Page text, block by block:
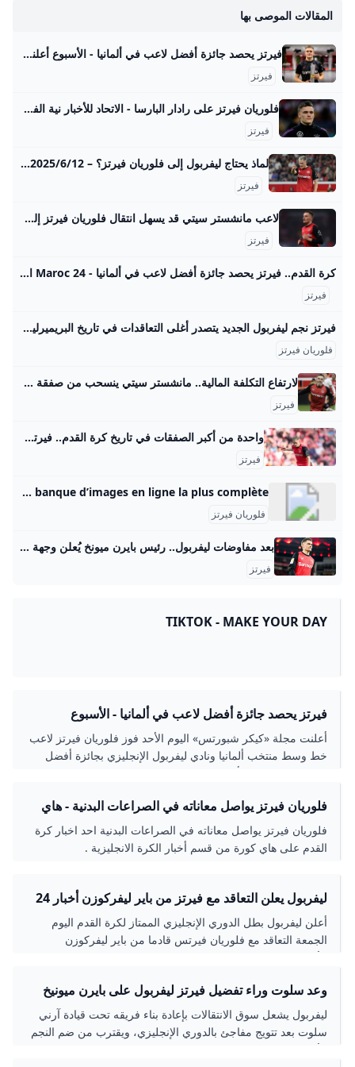
المقالات الموصى بها
فيرتز يحصد جائزة أفضل لاعب في ألمانيا - الأسبوع أعلنت مجلة «كيكر شبورتس» اليوم الأحد فوز فلوريان فيرتز لاعب خط وسط منتخب ألمانيا ونادي ليفربول الإنجليزي بجائزة أفضل لاعب كرة قدم في ألمانيا لهذا العام. وحصل فيرتز على 191… الأحد, 10 أغسطس, 2025 - 2:58 م فيرتز أعلنت مجلة «كيكر شبورتس» اليوم الأحد فوز فلوريان فيرتز لاعب خط وسط منتخب ألمانيا ونادي ليفربول الإنجليزي بجائزة أفضل لاعب كرة قدم في ألمانيا لهذا العام. وحصل فيرتز على 191 صوتًا، متفوقا بفارق 110 أصوات عن صاحب المركز الثاني ميكايل أوليسيه لاعب بايرن ميونخ، الذي حصل على 81 صوتًا، وحل نيك فولتماد النجم الشاب لشتوتجارت في المركز الثالث بـ 71 صوتًا.
فيرتز
فلوريان فيرتز على رادار البارسا - الاتحاد للأخبار نية الفريق «الكتالوني» تتجه نحو الانتظار إلى الميركاتو الصيفي بعد القادم للحصول على خدمات اللاعب «مجاناً». «جوهرة ليفركوزن» يشعل الصراع بين برشلونة والريال
فيرتز
لماذ يحتاج ليفربول إلى فلوريان فيرتز؟ – DW – 2025/6/12 ‘بعدما اقترب ليفربول من التعاقد مع فلوريان فيرتز “جوهرة” فريق باير ليفركوزن في صفقة ضخمة، تُطرح عدة تساؤلات عن سبب إصرار “الريدز” على ضم فيرتز بالضبط، وكيفية الاستفادة من موهبته الكروية. ’ رضوان مهدوي2025/6/12١٢ يونيو ٢٠٢٥ بعدما اقترب ليفربول من التعاقد مع فلوريان فيرتز “جوهرة” فريق باير ليفركوزن في صفقة ضخمة، تُطرح عدة تساؤلات عن سبب إصرار “الريدز” على ضم فيرتز بالضبط، وكيفية الاستفادة من موهبته الكروية. المجمع الانتخابيميشائيل بالاكالدوري الألمانياليمين المتطرف وموجة الاحتجاجات الشعبية ضده في ألمانياباير ليفركوزنكأس العالم 2014كأس ألمانيابايرن ميونيخبوروسيا دورتموندنادي ماينزعلي بن الحسينالانتخابات البرلمانية الألمانية 2021الهوليغنزدوري أبطال أوروبادويتشه فيله كرة القدمليفربول
فيرتز
لاعب مانشستر سيتي قد يسهل انتقال فلوريان فيرتز إلى ليفربول - بطولات كشفت تقارير صحفية أن أحد لاعبي فريق مانشستر سيتي قد يسهل تعاقد ليفربول مع اللاعب فلوريان فيرتز، من صفوف باير ليفركوزن، في موسم الانتقالات الصيفي لهذا العام. كتبعلياء محمدالثلاثاء 10 يونيو 2025 ,5:11 م اخر تحديث 10 يونيو 2025 ,5:20 م كشفت تقارير صحفية أن أحد لاعبي فريق مانشستر سيتي، قد يسهل تعاقد ليفربول مع فلوريان فيرتز، من صفوف باير ليفركوزن، في موسم الانتقالات الصيفي لهذا العام. كان ليفربول قد أعلن تعاقده مع اللاعب جيريمي فريمبونج والحارس الشاب أرمين بيتشي.
فيرتز
كرة القدم.. فيرتز يحصد جائزة أفضل لاعب في ألمانيا - Maroc 24 اختير لاعب وسط الهجوم الواعد فلوريان فيرتز، الذي انتقل هذا الصيف من باير ليفركوزن إلى ليفربول الإنجليزي، أفضل لاعب ألماني في السنة. كرة القدم.. فيرتز يحصد جائزة أفضل لاعب في ألمانيا
فيرتز
فيرتز نجم ليفربول الجديد يتصدر أغلى التعاقدات في تاريخ البريميرليغ رياضة الجزيرة نت تعاقد نادي ليفربول مع المهاجم الألماني فلوريان فيرتز قادما من باير ليفركوزن في صفقة قياسية بالنسبة للدوري الإنجليزي الممتاز قدرت بـ125 مليون يورو، ليصبح بذلك أغلى لاعب في تاريخ البريميرليغ. list of 2 itemslist 1 of 2 إنفاق قياسي لأندية الدوري الإنجليزي في فترة انتقالات “جنونية” list 2 of 2 أغلى 10 صفقات في تاريخ كرة القدم بعد انتقال إيزاك إلى ليفربول end of list- الألماني فلوريان فيرتز: من باير ليفركوزن إلى ليفربول (125 مليون يورو).
فلوريان فيرتز
لارتفاع التكلفة المالية.. مانشستر سيتي ينسحب من صفقة فلوريان فيرتز صحيفة الوطن انسحب نادي مانشستر سيتي من صفقة اللاعب الألماني السابق فلوريان فيرتز بسبب المطالب المالية في الصفقة، وعدم الحصول على موافقة اللاعب بعد دخول ليفربول وبايرن ميونخ في خط المفاوضات. وكشفت صحيفة كيكر… {{ article.article_subtitle }} {{ authorName() }} {{ article.author_description }} {{ article.formatted_date }}epa11762162 Florian Wirtz of Leverkusen celebrates after scoring the 1-0 lead during the German Bundesliga soccer match between Bayer 04 Leverkusen and FC St. Pauli in Leverkusen, Germany, 07 December 2024.
فيرتز
واحدة من أكبر الصفقات في تاريخ كرة القدم.. فيرتز إلى ليفربول بـ 150 مليون يورو - اليوم السابع أنهى نادي ليفربول الإنجليزي مفاوضاته الطويلة مع باير ليفركوزن بنجاح وتمكن من الحصول على توقيع النجم الألماني فلوريان فيرتز في صفقة هي الأضخم في تاريخ الريدز. واحدة من أكبر الصفقات في تاريخ كرة القدم.. فيرتز إلى ليفربول بـ 150 مليون يورو الأربعاء، 11 يونيو 2025 01:57 م ليفربول بايرليفركوزن ليفركوزن الدوري الالماني الدوري الانجليزي اخبار ليفربول اخبار محمد صلاح محمد صلاح قرعة دوري أبطال أوروبا .. ليفربول يواجه الريال وإنتر وأتلتيكو مدريد هل تعطل مصر مساعدات غزة؟ الإيكونوميست تجيب وتفضح أكاذيب الاحتلال والإخوان البنك المركزى يقرر خفض أسعار الفائدة على الإيداع والإقراض بنسبة 2% هذه الجهات إجازة الخميس المقبل بمناسبة المولد النبوى.
فيرتز
Getty Images Getty Images France. Découvrez des images libres de droits en haute résolution, photos éditoriales, cliparts vectoriels, clips vidéo et des titres de musique sous licence dans la banque d’images en ligne la plus complète.
فلوريان فيرتز
بعد مفاوضات ليفربول.. رئيس بايرن ميونخ يُعلن وجهة فيرتز المقبلة - بطولات تتزايد الأنباء بشأن مستقبل فلوريان فيرتز، لاعب باير ليفركوزن الألماني، والذي يعد محل اهتمام لعدة أندية أوروبية، بما في ذلك ليفربول الإنجليزي، وبايرن ميونخ، وكشف رئيس الفريق البافاري عن الوجهة المقبلة للاعب في ظل المفاوضات من عدة أندية. كتبهدير أمينالسبت 24 مايو 2025 ,6:00 م اخر تحديث 24 مايو 2025 ,6:12 م تتزايد الأنباء بشأن مستقبل فلوريان فيرتز، لاعب باير ليفركوزن الألماني، والذي يعد محل اهتمام لعدة أندية أوروبية، بما في ذلك ليفربول الإنجليزي وبايرن ميونخ، وكشف رئيس الفريق البافاري عن الوجهة المقبلة للاعب في ظل المفاوضات من عدة أندية.
فيرتز
TIKTOK - MAKE YOUR DAY
فيرتز يحصد جائزة أفضل لاعب في ألمانيا - الأسبوع
أعلنت مجلة «كيكر شبورتس» اليوم الأحد فوز فلوريان فيرتز لاعب
خط وسط منتخب ألمانيا ونادي ليفربول الإنجليزي بجائزة أفضل
لاعب كرة قدم في ألمانيا لهذا العام. وحصل فيرتز على 191…
فلوريان فيرتز يواصل معاناته في الصراعات البدنية - هاي
كورة
فلوريان فيرتز يواصل معاناته في الصراعات البدنية احد اخبار كرة
القدم على هاي كورة من قسم أخبار الكرة الانجليزية .
ليفربول يعلن التعاقد مع فيرتز من باير ليفركوزن أخبار 24
أعلن ليفربول بطل الدوري الإنجليزي الممتاز لكرة القدم اليوم
الجمعة التعاقد مع فلوريان فيرتس قادما من باير ليفركوزن
الألماني.
وعد سلوت وراء تفضيل فيرتز ليفربول على بايرن ميونيخ
ليفربول يشعل سوق الانتقالات بإعادة بناء فريقه تحت قيادة آرني
سلوت بعد تتويج مفاجئ بالدوري الإنجليزي، ويقترب من ضم النجم
الألماني فيرتز بعد حسم صفقة فريمبونغ، في خطوة تعزز مشروع